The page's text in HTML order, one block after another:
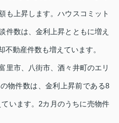
も上昇します。ハウスコミット
件数は、金利上昇とともに増え
動産件数も増えています。
里市、八街市、酒々井町のエリ
物件数は、金利上昇前である8
います。2カ月のうちに売物件